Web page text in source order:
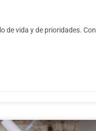
de vida y de prioridades. Con